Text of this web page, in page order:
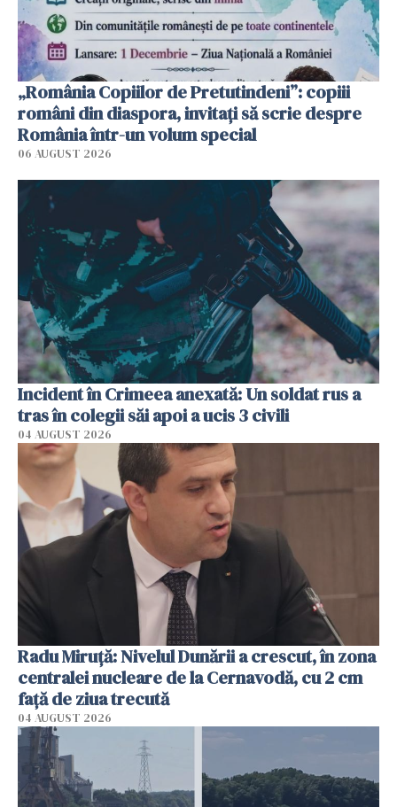
„România Copiilor de Pretutindeni”: copiii
români din diaspora, invitați să scrie despre
România într-un volum special
06 AUGUST 2026
Incident în Crimeea anexată: Un soldat rus a
tras în colegii săi apoi a ucis 3 civili
04 AUGUST 2026
Radu Miruţă: Nivelul Dunării a crescut, în zona
centralei nucleare de la Cernavodă, cu 2 cm
faţă de ziua trecută
04 AUGUST 2026